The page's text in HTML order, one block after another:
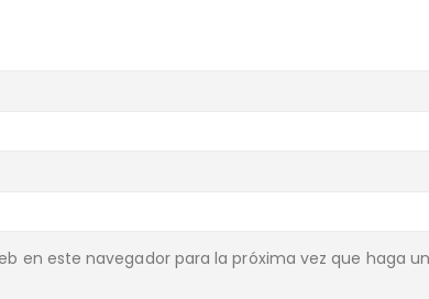
en este navegador para la próxima vez que haga